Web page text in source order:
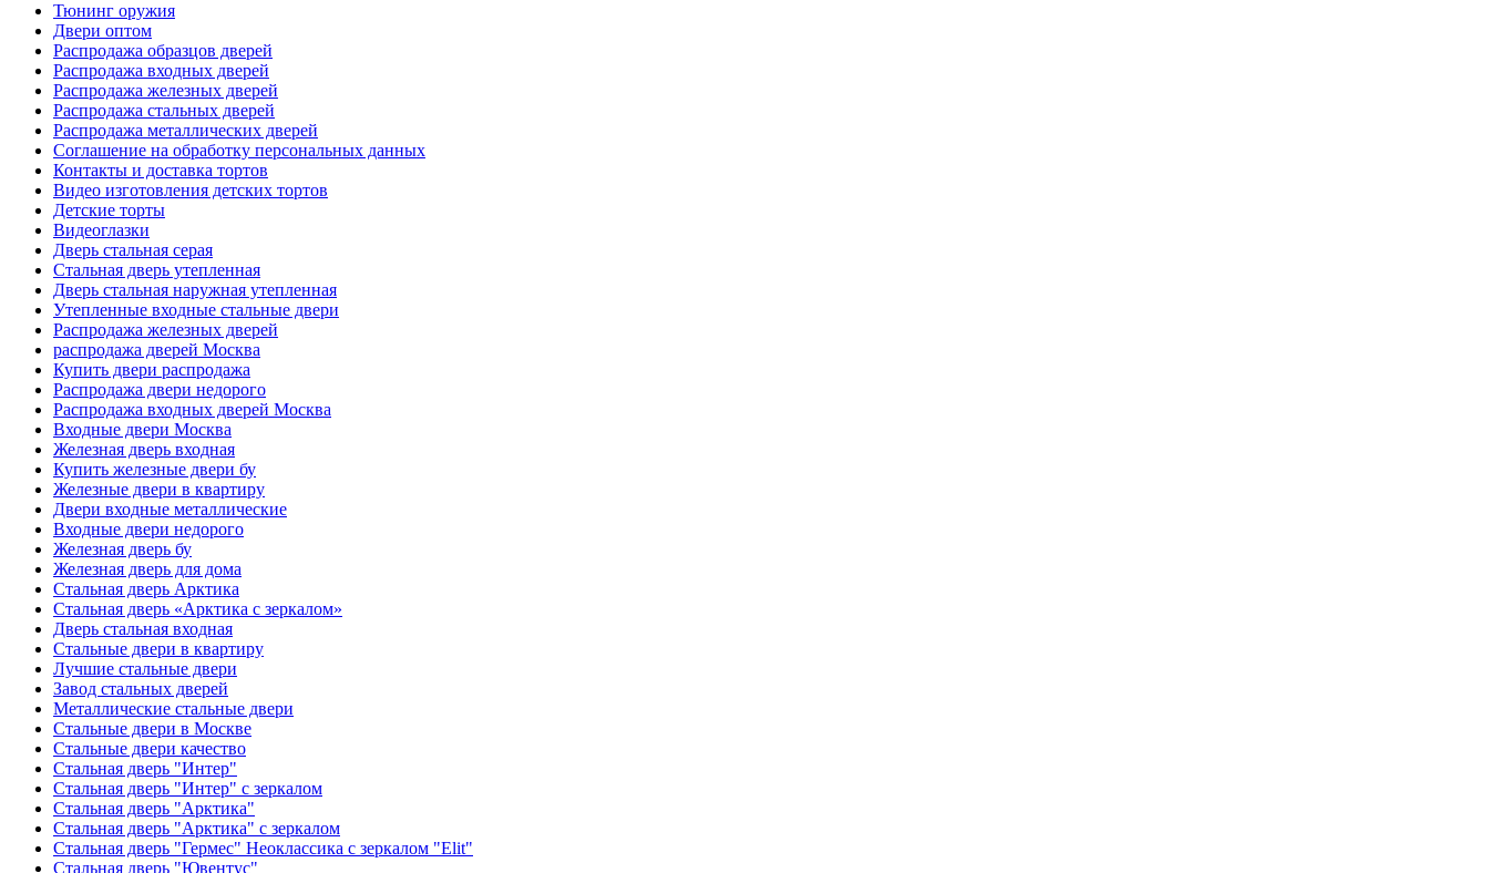
Тюнинг оружия
Двери оптом
Распродажа образцов дверей
Распродажа входных дверей
Распродажа железных дверей
Распродажа стальных дверей
Распродажа металлических дверей
Соглашение на обработку персональных данных
Контакты и доставка тортов
Видео изготовления детских тортов
Детские торты
Видеоглазки
Дверь стальная серая
Стальная дверь утепленная
Дверь стальная наружная утепленная
Утепленные входные стальные двери
Распродажа железных дверей
распродажа дверей Москва
Купить двери распродажа
Распродажа двери недорого
Распродажа входных дверей Москва
Входные двери Москва
Железная дверь входная
Купить железные двери бу
Железные двери в квартиру
Двери входные металлические
Входные двери недорого
Железная дверь бу
Железная дверь для дома
Стальная дверь Арктика
Стальная дверь «Арктика с зеркалом»
Дверь стальная входная
Стальные двери в квартиру
Лучшие стальные двери
Завод стальных дверей
Металлические стальные двери
Стальные двери в Москве
Стальные двери качество
Стальная дверь "Интер"
Стальная дверь "Интер" с зеркалом
Стальная дверь "Арктика"
Стальная дверь "Арктика" с зеркалом
Стальная дверь "Гермес" Неоклассика с зеркалом "Elit"
Стальная дверь "Ювентус"